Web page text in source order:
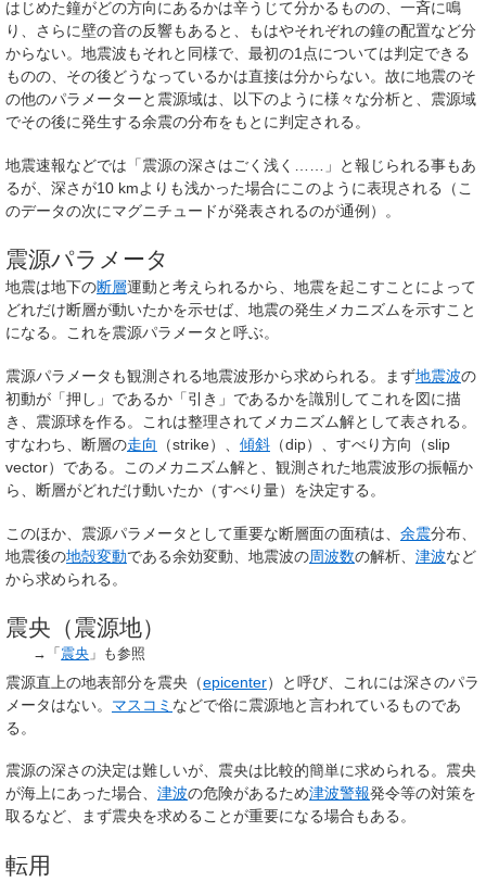
はじめた鐘がどの方向にあるかは辛うじて分かるものの、一斉に鳴
り、さらに壁の音の反響もあると、もはやそれぞれの鐘の配置など分
からない。地震波もそれと同様で、最初の1点については判定できる
ものの、その後どうなっているかは直接は分からない。故に地震のそ
の他のパラメーターと震源域は、以下のように様々な分析と、震源域
でその後に発生する余震の分布をもとに判定される。
地震速報などでは「震源の深さはごく浅く……」と報じられる事もあ
るが、深さが10 kmよりも浅かった場合にこのように表現される（こ
のデータの次にマグニチュードが発表されるのが通例）。
震源パラメータ
地震は地下の断層運動と考えられるから、地震を起こすことによって
どれだけ断層が動いたかを示せば、地震の発生メカニズムを示すこと
になる。これを震源パラメータ と呼ぶ。
震源パラメータも観測される地震波形から求められる。まず地震波の
初動が「押し」であるか「引き」であるかを識別してこれを図に描
き、 震源球を作る。これは整理されて メカニズム解として表される。
すなわち、断層の走向 （strike）、 傾斜 （dip）、すべり方向（slip
vector）である。このメカニズム解と、観測された地震波形の振幅か
ら、断層がどれだけ動いたか（すべり量）を決定する。
このほか、震源パラメータとして重要な断層面の面積は、 余震分布、
地震後の地殻変動である余効変動、地震波の周波数の解析、 津波など
から求められる。
震央（震源地）
→「 震央 」も参照
震源直上の地表部分を震央 （epicenter）と呼び、これには深さのパラ
メータはない。 マスコミ などで俗に震源地と言われているものであ
る。
震源の深さの決定は難しいが、震央は比較的簡単に求められる。震央
が海上にあった場合、 津波の危険があるため津波警報発令等の対策を
取るなど、まず震央を求めることが重要になる場合もある。
転用